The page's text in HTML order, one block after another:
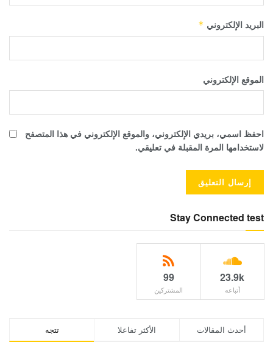
البريد الإلكتروني *
الموقع الإلكتروني
احفظ اسمي، بريدي الإلكتروني، والموقع الإلكتروني في هذا المتصفح
لاستخدامها المرة المقبلة في تعليقي.
Stay Connected test
23.9k
أتباعه
99
المشتركين
تتجه الأكثر تفاعلا أحدث المقالات